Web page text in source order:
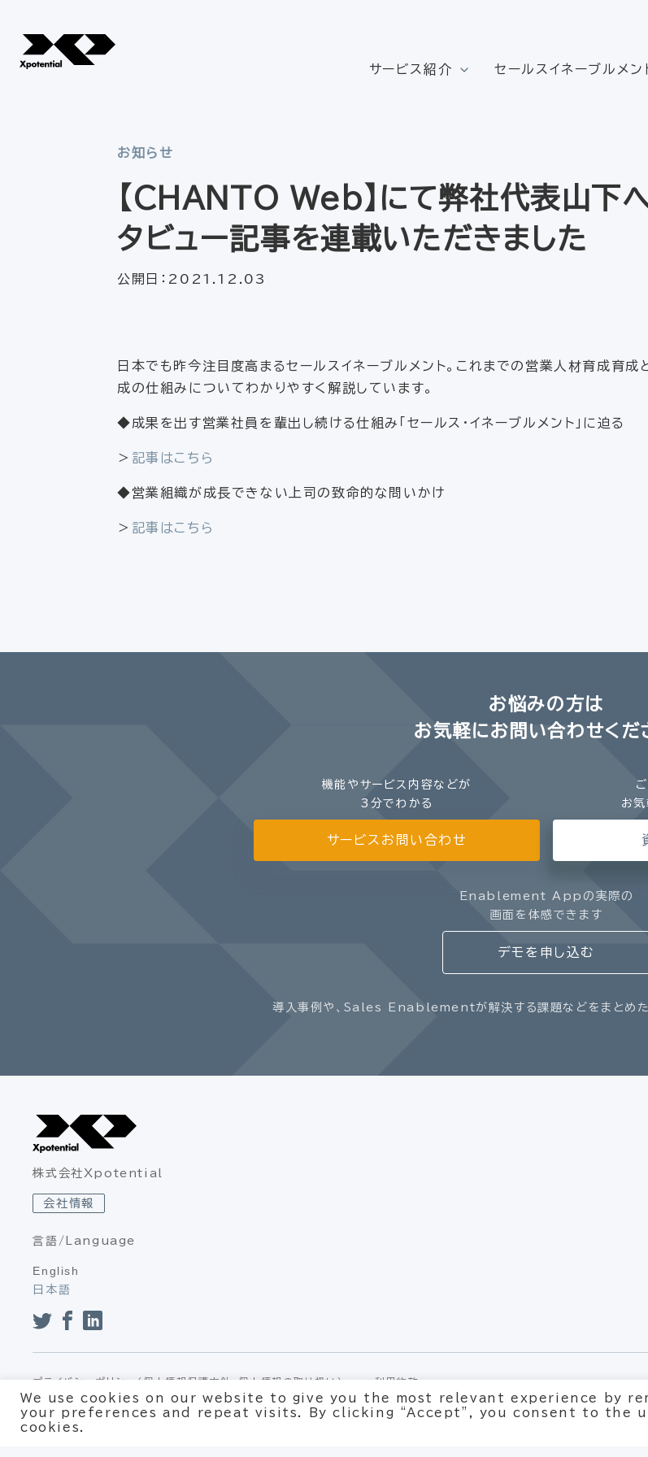
サービス紹介 セールスイネーブルメン
お知らせ
【CHANTO Web】にて弊社代表山下へ
タビュー記事を連載いただきました
公開日： 2021.12.03
日本でも昨今注目度高まるセールスイネーブルメント。これまでの営業人材育成育
成の仕組みについてわかりやすく解説しています。
◆成果を出す営業社員を輩出し続ける仕組み「セールス・イネーブルメント」に迫る
＞ 記事はこちら
◆営業組織が成長できない上司の致命的な問いかけ
＞ 記事はこちら
お悩みの方は
お気軽にお問い合わせくだ
機能やサービス内容などが
3分でわかる
サービスお問い合わせ
お
Enablement Appの実際の
画面を体感できます
デモを申し込む
導入事例や、Sales Enablementが解決する課題などをまとめた
株式会社Xpotential
会社情報
言語/Language
English
日本語
プライバシーポリシー（個人情報保護方針、個人情報の取り扱い）
利用約款
We use cookies on our website to give you the most relevant experience by
your preferences and repeat visits. By clicking “Accept”, you consent to the
cookies.